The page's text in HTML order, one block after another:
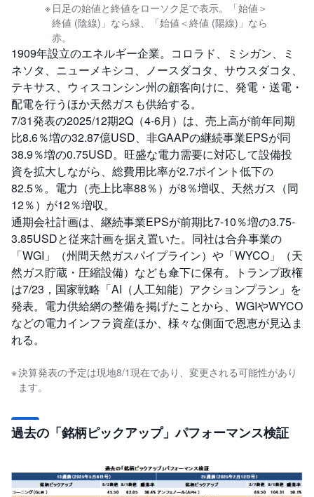
日足の始値と終値をローソク足で表示。「始値＞
終値 (陰線)」なら緑、「始値＜終値 (陽線)」なら
赤。
1909年設立のエネルギー企業。コロラド、ミシガン、ミ
ネソタ、ニューメキシコ、ノースダコタ、サウスダコタ、
テキサス、ウィスコンシン州の顧客向けに、発電・送電・
配電を行うほか天然ガスも供給する。
7/31発表の2025/12期2Q（4-6月）は、売上高が前年同期
比8.6％増の32.87億USD、非GAAPの継続事業EPSが同
38.9％増の0.75USD。旺盛な電力需要に対応して設備投
資を拡大しながら、総費用比率が2.7ポイント低下の
82.5％。電力（売上比率88％）が8％増収、天然ガス（同
12％）が12％増収。
通期会社計画は、継続事業EPSが前期比7-10％増の3.75-
3.85USDと従来計画を据え置いた。同社は合弁事業の
「WGI」（州間天然ガスパイプライン）や「WYCO」（天
然ガス貯蔵・圧縮設備）なども傘下に保有。トランプ政権
は7/23，国家戦略「AI（人工知能）アクションプラン」を
発表。電力供給網の整備を掲げたことから、WGIやWYCO
などの電力インフラ資産ほか、様々な側面で恩恵が見込ま
れる。
決算発表の予定は現地8/1現在であり、変更される可能性があり
ます。
過去の「銘柄ピックアップ」パフォーマンス検証